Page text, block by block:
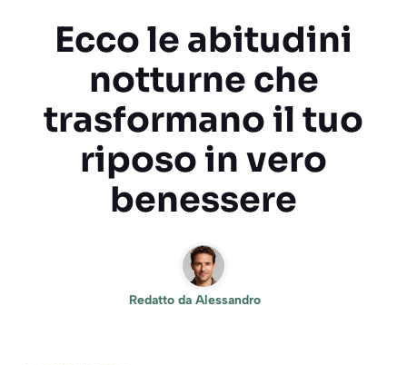
Ecco le abitudini
notturne che
trasformano il tuo
riposo in vero
benessere
Redatto da Alessandro